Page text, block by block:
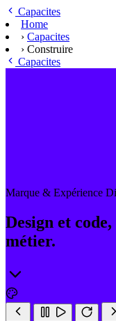
Skip to main content
Capacites
Home
› Capacites
› Construire
Capacites
Marque & Expérience
Design et
métier.